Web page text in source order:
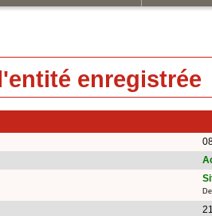
enregistrée